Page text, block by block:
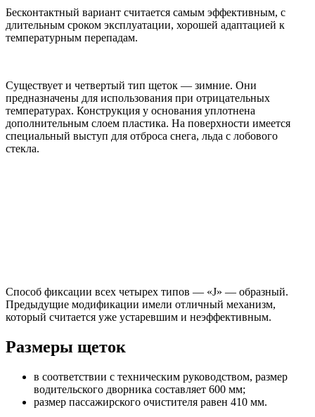
Бесконтактный вариант считается самым эффективным, с
длительным сроком эксплуатации, хорошей адаптацией к
температурным перепадам.
Существует и четвертый тип щеток — зимние. Они
предназначены для использования при отрицательных
температурах. Конструкция у основания уплотнена
дополнительным слоем пластика. На поверхности имеется
специальный выступ для отброса снега, льда с лобового
стекла.
Способ фиксации всех четырех типов — «J» — образный.
Предыдущие модификации имели отличный механизм,
который считается уже устаревшим и неэффективным.
Размеры щеток
в соответствии с техническим руководством, размер
водительского дворника составляет 600 мм;
размер пассажирского очистителя равен 410 мм.